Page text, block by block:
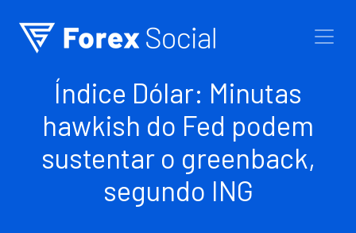
Índice Dólar: Minutas
hawkish do Fed podem
sustentar o greenback,
segundo ING